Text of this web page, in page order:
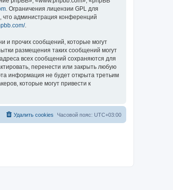
. Ограничения лицензии GPL для
что администрация конференций
.
и прочих сообщений, которые могут
размещения таких сообщений могут
всех сообщений сохраняются для
перенести или закрыть любую
информация не будет открыта третьим
которые могут привести к
Часовой пояс: UTC+03:00
Удалить cookies